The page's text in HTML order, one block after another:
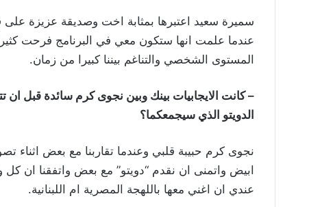
سميرة سعيد اعتبرها بمثابة اخت وصديقة عزيزة على
عندما علمت انها ستكون معي في البرنامج فرحت
المستوى الشخصي والتناغم بيننا كبيرا من زمان.
– كانت الايجابيات بينك وبين نجوى كرم سائدة قبل
الدويتو الذي سيجمعكما؟
نجوى كرم حبيبة قلبي وعندما تقاربنا مع بعض اثناء
ابيض واتمنى ان نقدم “دويتو” مع بعض واتفقنا ان
عندي ان اغني معها باللهجة المصرية ام اللبنانية.